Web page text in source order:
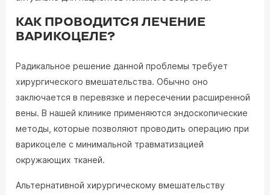
КАК ПРОВОДИТСЯ ЛЕЧЕНИЕ
ВАРИКОЦЕЛЕ?
Радикальное решение данной проблемы требует
хирургического вмешательства. Обычно оно
заключается в перевязке и пересечении расширенной
вены. В нашей клинике применяются эндоскопические
методы, которые позволяют проводить операцию при
варикоцеле с минимальной травматизацией
окружающих тканей.
Альтернативной хирургическому вмешательству